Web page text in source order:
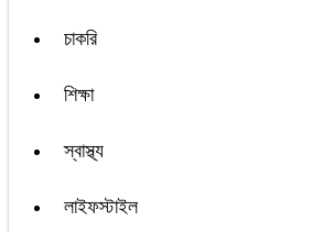
চাকরি
শিক্ষা
স্বাস্থ্য
লাইফস্টাইল